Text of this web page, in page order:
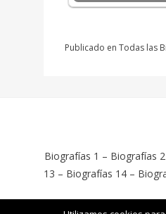
Publicado en Todas las
Biografías 1 – Biografías 2
13 – Biografías 14 –
Cambium Theme por